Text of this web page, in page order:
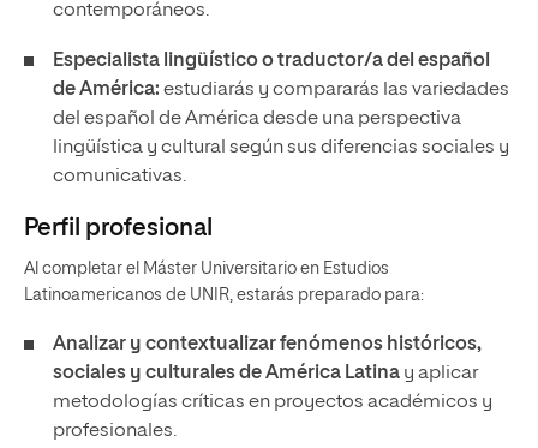
contemporáneos.
Especialista lingüístico o traductor/a del español
de América: estudiarás y compararás las variedades
del español de América desde una perspectiva
lingüística y cultural según sus diferencias sociales y
comunicativas.
Perfil profesional
Al completar el Máster Universitario en Estudios
Latinoamericanos de UNIR, estarás preparado para:
Analizar y contextualizar fenómenos históricos,
sociales y culturales de América Latina y aplicar
metodologías críticas en proyectos académicos y
profesionales.